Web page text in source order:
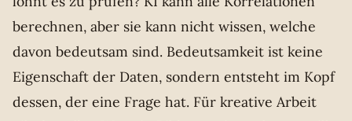
berechnen, aber sie kann nicht wissen, welche
davon bedeutsam sind. Bedeutsamkeit ist keine
Eigenschaft der Daten, sondern entsteht im Kopf
dessen, der eine Frage hat. Für kreative Arbeit